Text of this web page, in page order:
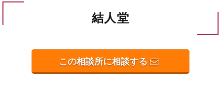
結人堂
この相談所に相談する